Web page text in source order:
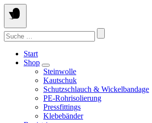
Springen
Sie
zum
Inhalt
Suchen
nach:
Start
Shop
Steinwolle
Kautschuk
Schutzschlauch & Wickelbandage
PE-Rohrisolierung
Pressfittings
Klebebänder